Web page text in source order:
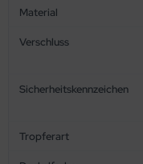
Material
Verschluss
Sicherheitskennzeichen
Tropferart